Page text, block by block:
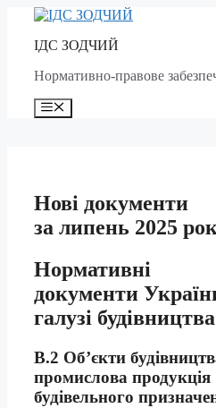
contentІДС ЗОДЧИЙ
Нормативно-правове
Menu
Нові документи
за липень 2025
Нормативні
документи
галузі будівництва
В.2 Об’єкти
промислова продукція
будівельного